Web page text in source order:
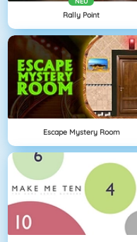
Rally Point
Escape Mystery Room